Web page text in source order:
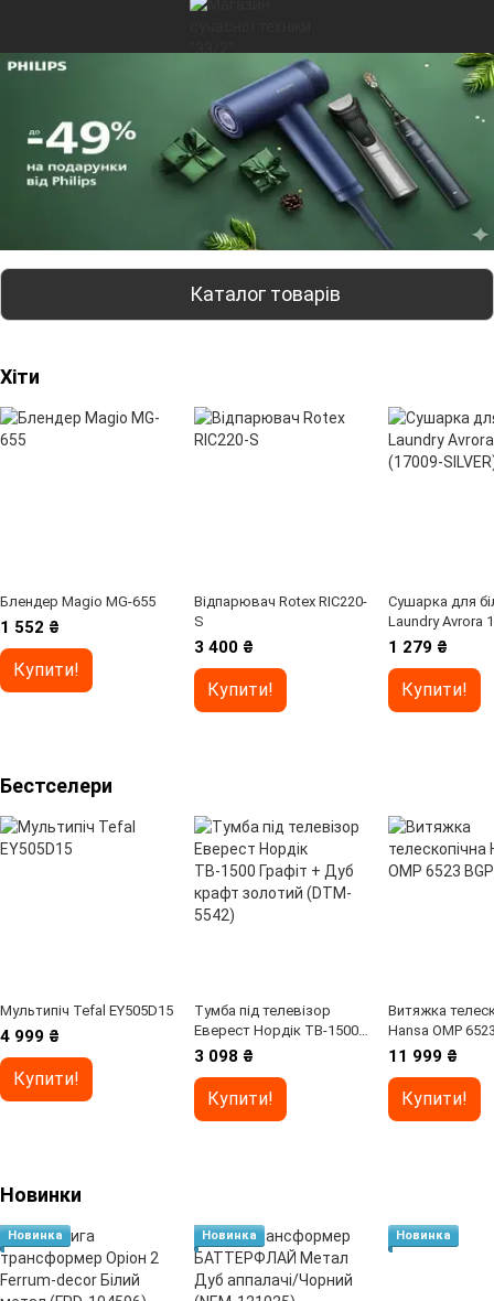
Каталог товарів
Хіти
Блендер Magio MG-655
1 552 ₴
Купити!
Відпарювач Rotex RIC220-
S
3 400 ₴
Купити!
Сушарка для
Laundry Avrora
(17009-SILVER)
1 279 ₴
Купити!
Бестселери
Мультипіч Tefal EY505D15
4 999 ₴
Купити!
Тумба під телевізор
Еверест Нордік ТВ-1500
Графіт + Дуб крафт
3 098 ₴
Купити!
Витяжка
Hansa OMP
11 999 ₴
Купити!
Новинки
Новинка Новинка Новинка